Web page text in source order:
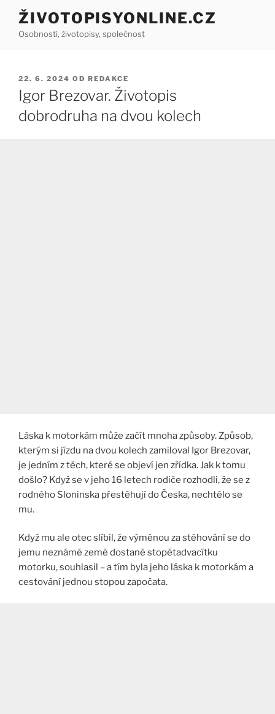
Přejít
obsahu
ŽIVOTOPISYONLINE.CZ
Osobnosti, životopisy, společnost
PUBLIKOVÁNO
22. 6. 2024 OD REDAKCE
Igor Brezovar. Životopis
dobrodruha na dvou kolech
Láska k motorkám může začít mnoha způsoby. Způsob,
kterým si jízdu na dvou kolech zamiloval Igor Brezovar,
je jedním z těch, které se objeví jen zřídka. Jak k tomu
došlo? Když se v jeho 16 letech rodiče rozhodli, že se z
rodného Sloninska přestěhují do Česka, nechtělo se
mu.
Když mu ale otec slíbil, že výměnou za stěhování se do
jemu neznámé země dostaně stopětadvacítku
motorku, souhlasil – a tím byla jeho láska k motorkám a
cestování jednou stopou započata.